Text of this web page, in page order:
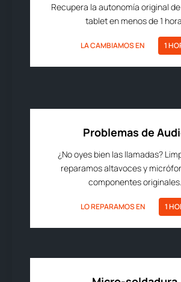
Recupera la autonomía original
tablet en menos de 1
LA CAMBIAMOS EN 1
Problemas de
¿No oyes bien las llamadas?
reparamos altavoces y
componentes originales.
LO REPARAMOS EN 1